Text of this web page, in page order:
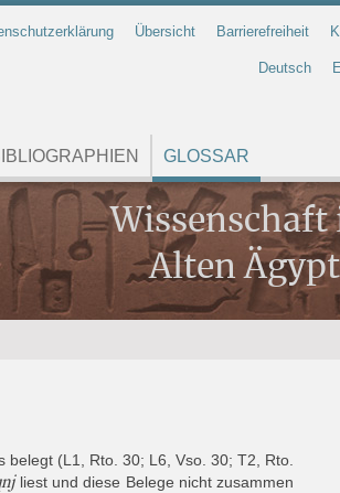
Übersicht Barrierefreiheit
Deutsch
GLOSSAR
Wissenschaft
Alten
(L1, Rto. 30; L6, Vso. 30; T2, Rto.
liest und diese Belege nicht zusammen